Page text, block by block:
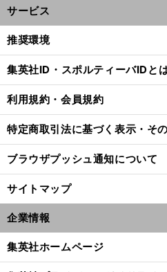
サービス
推奨環境
集英社ID・スポルティーバIDと
利用規約・会員規約
特定商取引法に基づく表示・そ
ブラウザプッシュ通知について
サイトマップ
企業情報
集英社ホームページ